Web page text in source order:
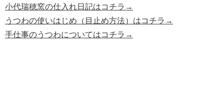
小代瑞穂窯の仕入れ日記はコチラ→
うつわの使いはじめ（目止め方法）はコチラ→
手仕事のうつわについてはコチラ→